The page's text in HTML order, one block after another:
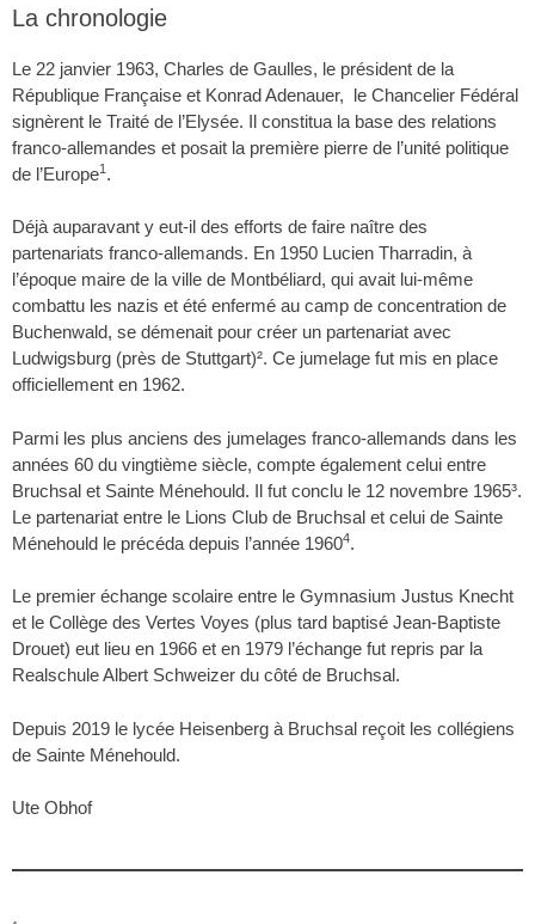
La chronologie
Le 22 janvier 1963, Charles de Gaulles, le président de la
République Française et Konrad Adenauer, le Chancelier Fédéral
signèrent le Traité de l’Elysée. Il constitua la base des relations
franco-allemandes et posait la première pierre de l’unité politique
de l’Europe1 .
Déjà auparavant y eut-il des efforts de faire naître des
partenariats franco-allemands. En 1950 Lucien Tharradin, à
l’époque maire de la ville de Montbéliard, qui avait lui-même
combattu les nazis et été enfermé au camp de concentration de
Buchenwald, se démenait pour créer un partenariat avec
Ludwigsburg (près de Stuttgart)². Ce jumelage fut mis en place
officiellement en 1962.
Parmi les plus anciens des jumelages franco-allemands dans les
années 60 du vingtième siècle, compte également celui entre
Bruchsal et Sainte Ménehould. Il fut conclu le 12 novembre 1965³.
Le partenariat entre le Lions Club de Bruchsal et celui de Sainte
Ménehould le précéda depuis l’année 19604.
Le premier échange scolaire entre le Gymnasium Justus Knecht
et le Collège des Vertes Voyes (plus tard baptisé Jean-Baptiste
Drouet) eut lieu en 1966 et en 1979 l’échange fut repris par la
Realschule Albert Schweizer du côté de Bruchsal.
Depuis 2019 le lycée Heisenberg à Bruchsal reçoit les collégiens
de Sainte Ménehould.
Ute Obhof